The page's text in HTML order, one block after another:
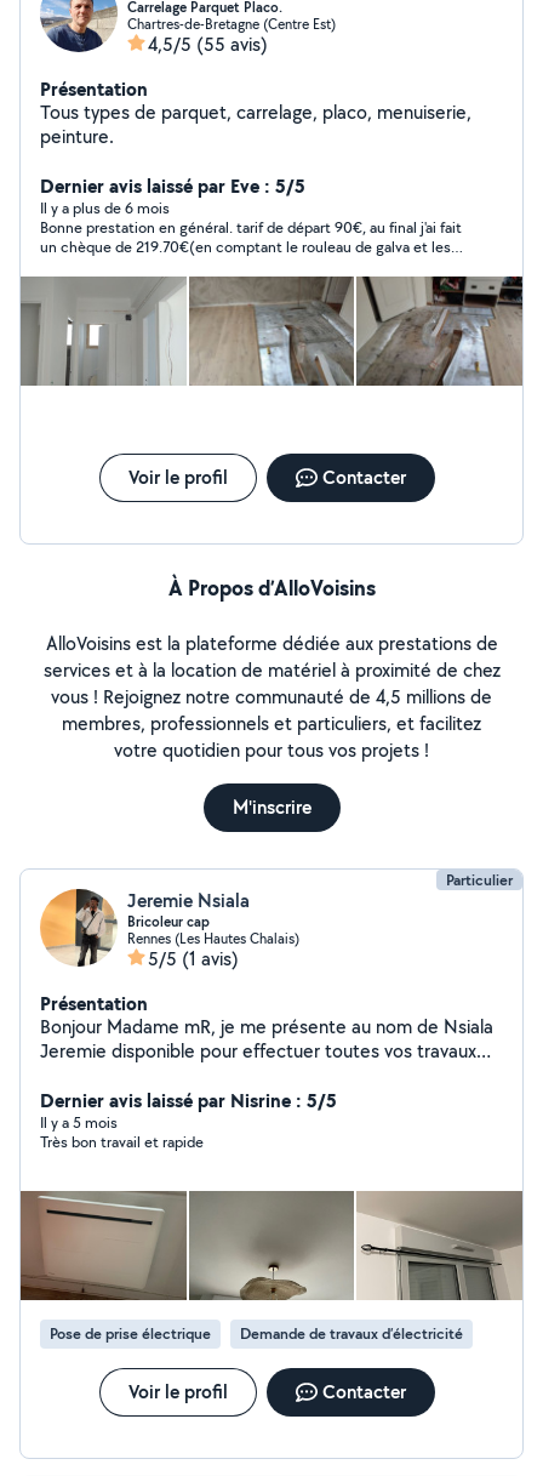
Carrelage Parquet Placo.
Chartres-de-Bretagne (Centre Est)
4,5/5 (55 avis)
Présentation
Tous types de parquet, carrelage, placo, menuiserie,
peinture.
Dernier avis laissé par Eve : 5/5
Il y a plus de 6 mois
Bonne prestation en général. tarif de départ 90€, au final j'ai fait
un chèque de 219.70€(en comptant le rouleau de galva et les 2
et le rebouchage du mur. Je recommande Jami qui fait son
travail jusqu'au bout.
Voir le profil Contacter
À Propos d’AlloVoisins
AlloVoisins est la plateforme dédiée aux prestations de
services et à la location de matériel à proximité de chez
vous ! Rejoignez notre communauté de 4,5 millions de
membres, professionnels et particuliers, et facilitez
votre quotidien pour tous vos projets !
M'inscrire
Particulier
Jeremie Nsiala
Bricoleur cap
Rennes (Les Hautes Chalais)
5/5 (1 avis)
Présentation
Bonjour Madame mR, je me présente au nom de Nsiala
Jeremie disponible pour effectuer toutes vos travaux
Dernier avis laissé par Nisrine : 5/5
Il y a 5 mois
Très bon travail et rapide
Pose de prise électrique Demande de travaux d’électricité
Voir le profil Contacter